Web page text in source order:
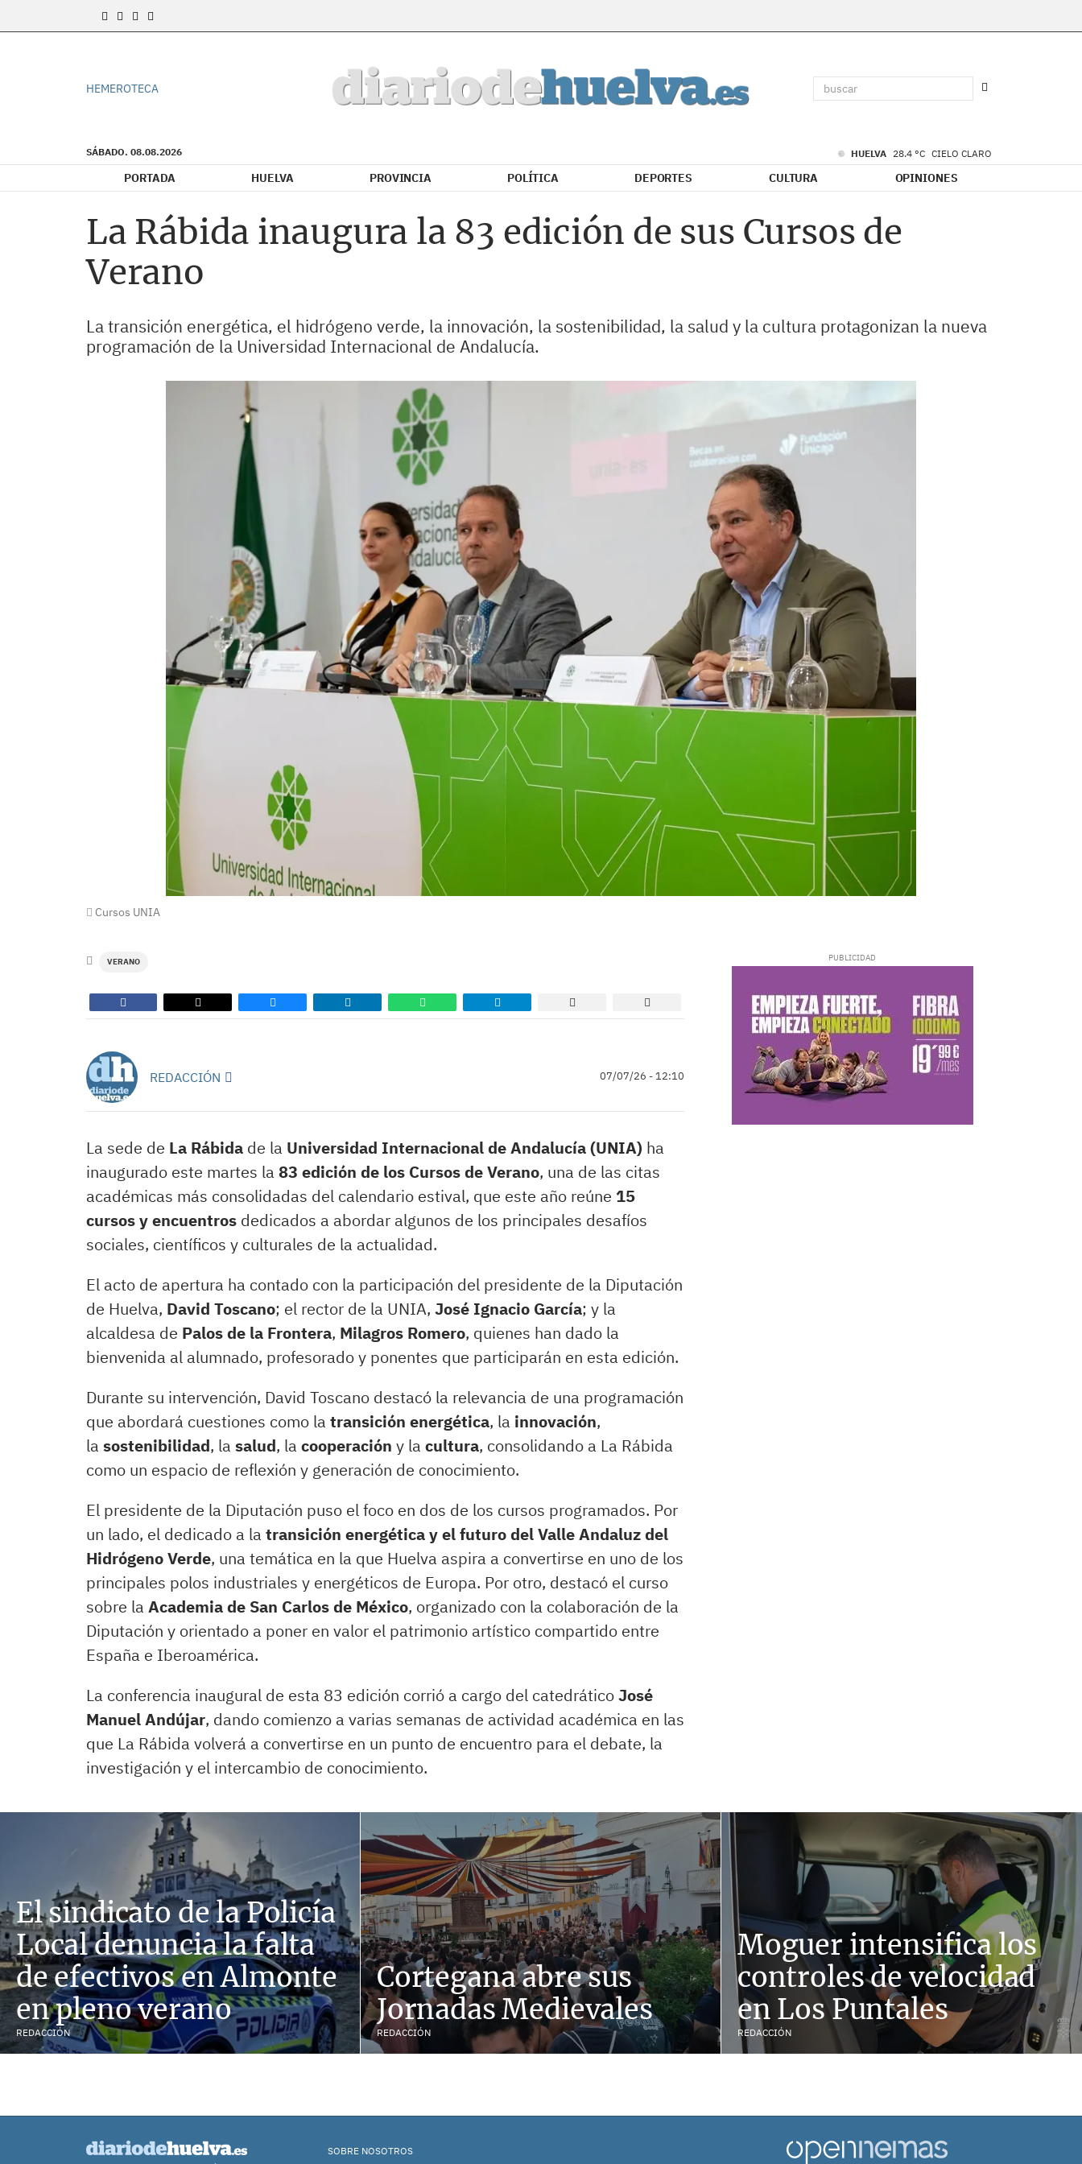
HEMEROTECA
SÁBADO. 08.08.2026 HUELVA 28.4 °C CIELO CLARO
PORTADA HUELVA PROVINCIA POLÍTICA DEPORTES CULTURA OPINIONES
La Rábida inaugura la 83 edición de sus Cursos de
Verano
La transición energética, el hidrógeno verde, la innovación, la sostenibilidad, la salud y la cultura protagonizan la nueva
programación de la Universidad Internacional de Andalucía.
Cursos UNIA
VERANO
REDACCIÓN 07/07/26 - 12:10
La sede de La Rábida de la Universidad Internacional de Andalucía (UNIA) ha
inaugurado este martes la 83 edición de los Cursos de Verano, una de las citas
académicas más consolidadas del calendario estival, que este año reúne 15
cursos y encuentros dedicados a abordar algunos de los principales desafíos
sociales, científicos y culturales de la actualidad.
El acto de apertura ha contado con la participación del presidente de la Diputación
de Huelva, David Toscano; el rector de la UNIA, José Ignacio García; y la
alcaldesa de Palos de la Frontera, Milagros Romero, quienes han dado la
bienvenida al alumnado, profesorado y ponentes que participarán en esta edición.
Durante su intervención, David Toscano destacó la relevancia de una programación
que abordará cuestiones como la transición energética, la innovación,
la sostenibilidad, la salud, la cooperación y la cultura, consolidando a La Rábida
como un espacio de reflexión y generación de conocimiento.
El presidente de la Diputación puso el foco en dos de los cursos programados. Por
un lado, el dedicado a la transición energética y el futuro del Valle Andaluz del
Hidrógeno Verde, una temática en la que Huelva aspira a convertirse en uno de los
principales polos industriales y energéticos de Europa. Por otro, destacó el curso
sobre la Academia de San Carlos de México, organizado con la colaboración de la
Diputación y orientado a poner en valor el patrimonio artístico compartido entre
España e Iberoamérica.
La conferencia inaugural de esta 83 edición corrió a cargo del catedráticoJosé
Manuel Andújar, dando comienzo a varias semanas de actividad académica en las
que La Rábida volverá a convertirse en un punto de encuentro para el debate, la
investigación y el intercambio de conocimiento.
El sindicato de la Policía
Local denuncia la falta
de efectivos en Almonte
en pleno verano
REDACCIÓN
Cortegana abre sus
Jornadas Medievales
REDACCIÓN
Moguer intensifica los
controles de velocidad
en Los Puntales
REDACCIÓN
SOBRE NOSOTROS